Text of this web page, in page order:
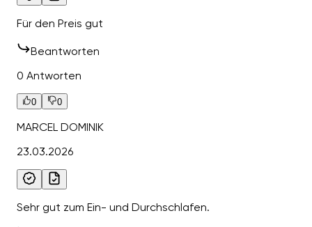
Für den Preis gut
Beantworten
0 Antworten
0 0
MARCEL DOMINIK
23.03.2026
Sehr gut zum Ein- und Durchschlafen.